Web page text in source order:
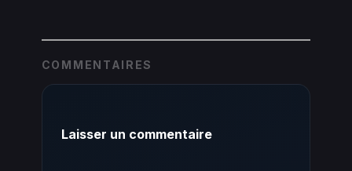
COMMENTAIRES
Laisser un commentaire